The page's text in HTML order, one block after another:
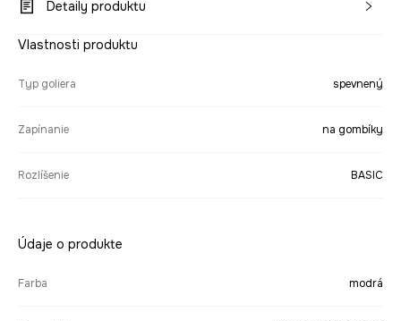
Detaily produktu
Vlastnosti produktu
Typ goliera spevnený
Zapínanie na gombíky
Rozlíšenie BASIC
Údaje o produkte
Farba modrá